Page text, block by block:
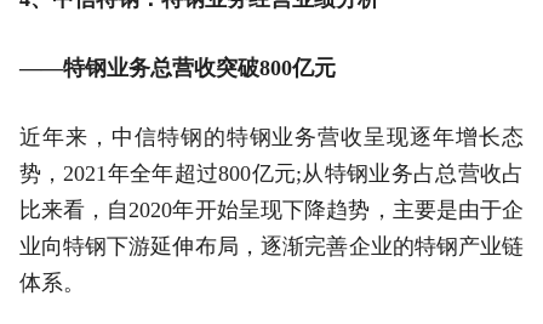
——特钢业务总营收突破800亿元
近年来，中信特钢的特钢业务营收呈现逐年增长态
势，2021年全年超过800亿元;从特钢业务占总营收占
比来看，自2020年开始呈现下降趋势，主要是由于企
业向特钢下游延伸布局，逐渐完善企业的特钢产业链
体系。